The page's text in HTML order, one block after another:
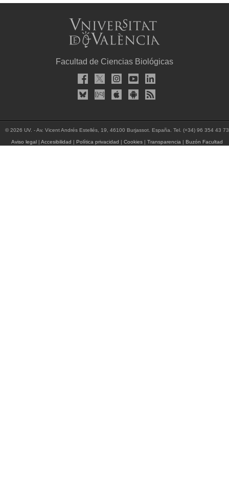
Facultad de Ciencias Biológicas
© 2026 UV. - Av. Vicent Andrés Estellés, 19, 46100 Burjassot. España. Tel. (+34) 96 354 43 73
Aviso legal| Accesibilidad | Política privacidad | Cookies| Transparencia | Buzón Facultad